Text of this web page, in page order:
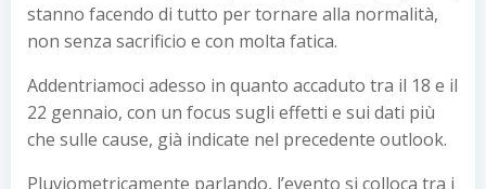
stanno facendo di tutto per tornare alla normalità,
non senza sacrificio e con molta fatica.
Addentriamoci adesso in quanto accaduto tra il 18 e il
22 gennaio, con un focus sugli effetti e sui dati più
che sulle cause, già indicate nel precedente outlook.
Pluviometricamente parlando, l’evento si colloca tra i